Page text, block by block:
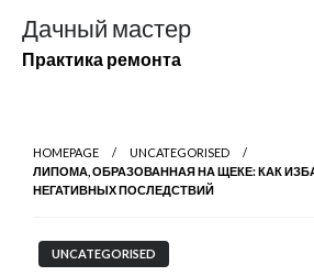
содержимому
Дачный мастер
Практика ремонта
HOMEPAGE
UNCATEGORISED
ЛИПОМА, ОБРАЗОВАННАЯ НА ЩЕКЕ: КАК
НЕГАТИВНЫХ ПОСЛЕДСТВИЙ
UNCATEGORISED